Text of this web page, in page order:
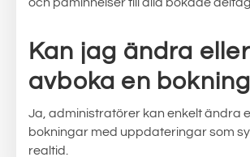
Kan jag ändra eller
avboka en
Ja, administratörer kan enkelt ändra
bokningar med uppdateringar som
realtid.